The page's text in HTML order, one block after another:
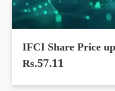
IFCI Share Price